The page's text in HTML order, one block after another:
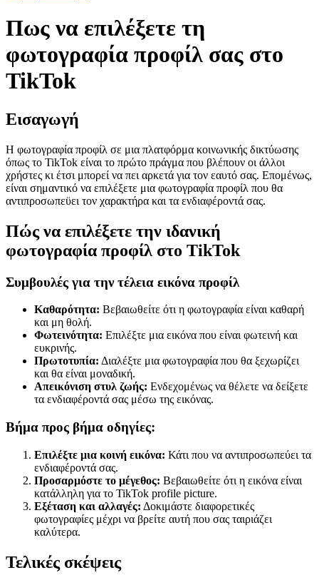
Πως να επιλέξετε τη
φωτογραφία προφίλ σας στο
TikTok
Εισαγωγή
Η φωτογραφία προφίλ σε μια πλατφόρμα κοινωνικής δικτύωσης
όπως το TikTok είναι το πρώτο πράγμα που βλέπουν οι άλλοι
χρήστες κι έτσι μπορεί να πει αρκετά για τον εαυτό σας. Επομένως,
είναι σημαντικό να επιλέξετε μια φωτογραφία προφίλ που θα
αντιπροσωπεϋει τον χαρακτήρα και τα ενδιαφέροντά σας.
Πώς να επιλέξετε την ιδανική
φωτογραφία προφίλ στο TikTok
Συμβουλές για την τέλεια εικόνα προφίλ
Καθαρότητα: Βεβαιωθείτε ότι η φωτογραφία είναι καθαρή
και μη θολή.
Φωτεινότητα: Επιλέξτε μια εικόνα που είναι φωτεινή και
ευκρινής.
Πρωτοτυπία: Διαλέξτε μια φωτογραφία που θα ξεχωρίζει
και θα είναι μοναδική.
Απεικόνιση στυλ ζωής: Ενδεχομένως να θέλετε να δείξετε
τα ενδιαφέροντά σας μέσω της εικόνας.
Βήμα προς βήμα οδηγίες:
Επιλέξτε μια κοινή εικόνα: Κάτι που να αντιπροσωπεύει τα
ενδιαφέροντά σας.
Προσαρμόστε το μέγεθος: Βεβαιωθείτε ότι η εικόνα είναι
κατάλληλη για το TikTok profile picture.
Εξέταση και αλλαγές: Δοκιμάστε διαφορετικές
φωτογραφίες μέχρι να βρείτε αυτή που σας ταιριάζει
καλύτερα.
Τελικές σκέψεις